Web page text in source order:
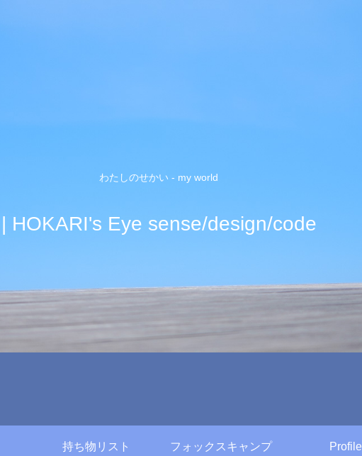
わたしのせかい - my world
| HOKARI's Eye sense/design/code
持ち物リスト フォックスキャンプ Profile